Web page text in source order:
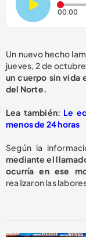
00:00
Un nuevo hecho
jueves, 2 de
un cuerpo sin vida
del Norte.
Lea también: Le
menos de 24 horas
Según la
mediante el
ocurría en ese
realizaron las